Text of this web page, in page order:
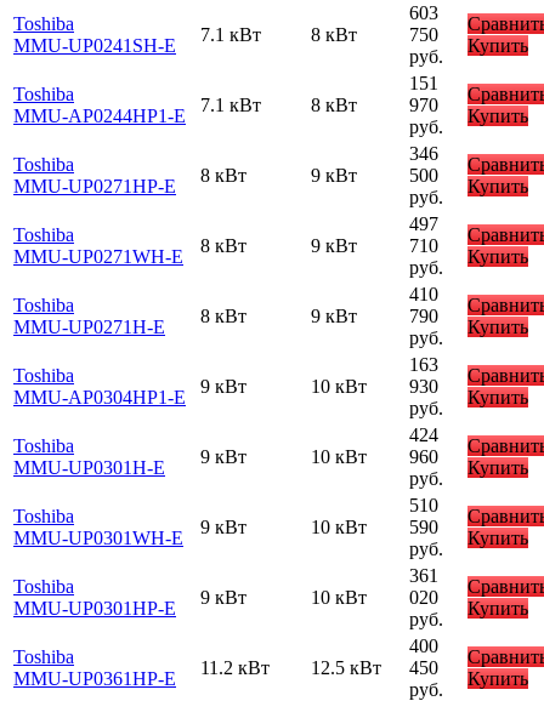
Toshiba
MMU-UP0241SH-E
7.1 кВт 8 кВт
603
750
руб.
Купить
Toshiba
MMU-AP0244HP1-E
7.1 кВт 8 кВт
151
970
руб.
Купить
Toshiba
MMU-UP0271HP-E
8 кВт 9 кВт
346
500
руб.
Купить
Toshiba
MMU-UP0271WH-E
8 кВт 9 кВт
497
710
руб.
Купить
Toshiba
MMU-UP0271H-E
8 кВт 9 кВт
410
790
руб.
Купить
Toshiba
MMU-AP0304HP1-E
9 кВт 10 кВт
163
930
руб.
Купить
Toshiba
MMU-UP0301H-E
9 кВт 10 кВт
424
960
руб.
Купить
Toshiba
MMU-UP0301WH-E
9 кВт 10 кВт
510
590
руб.
Купить
Toshiba
MMU-UP0301HP-E
9 кВт 10 кВт
361
020
руб.
Купить
Toshiba
MMU-UP0361HP-E
11.2 кВт 12.5 кВт
400
450
руб.
Купить